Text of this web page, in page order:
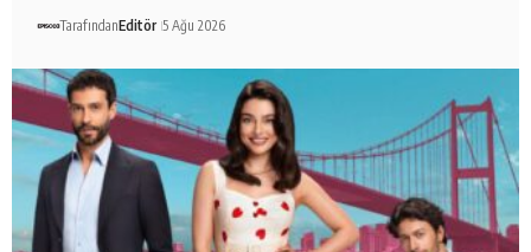
TarafındanEditör 5 Ağu 2026